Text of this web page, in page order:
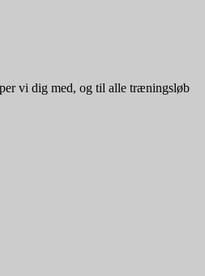
vi dig med, og til alle træningsløb